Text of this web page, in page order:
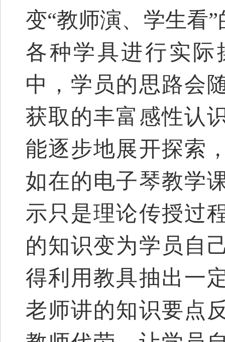
变“教师演、学生看
各种学具进行实
中，学员的思路会
获取的丰富感性认
能逐步地展开探索
如在的电子琴教学
示只是理论传授过
的知识变为学员自
得利用教具抽出一
老师讲的知识要点